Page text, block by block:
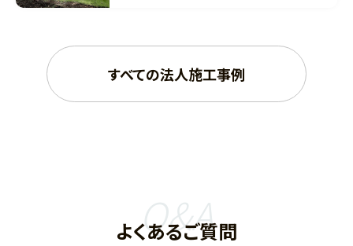
2025年4月
すべての法人施工事例
Q&A
よくあるご質問